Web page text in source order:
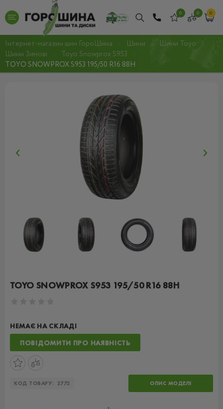
0 0 0
Інтернет-магазин шин ГороШина Шини
Шини Toyo
Шини Зимові
Toyo Snowprox S953
TOYO SNOWPROX S953 195/50 R16 88H
TOYO SNOWPROX S953 195/50 R16 88H
НЕМАЄ НА СКЛАДІ
ПОВІДОМИТИ ПРО НАЯВНІСТЬ
КОД ТОВАРУ: 2772 ОПИС МОДЕЛІ